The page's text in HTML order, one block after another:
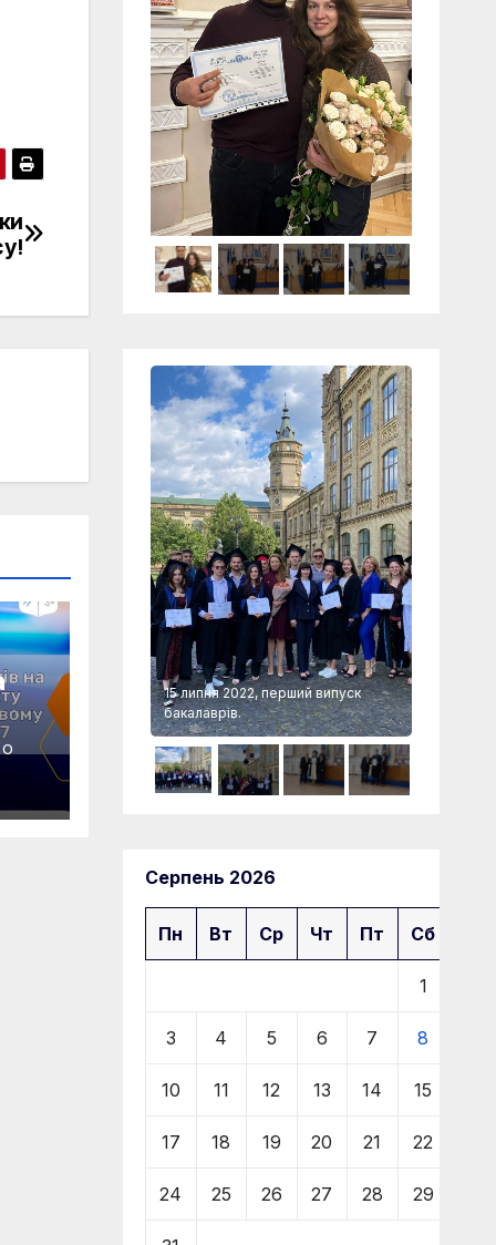
випуск
15 липня 2022, перший випуск
бакалаврів.
Серпень 2026
Пн Вт Ср Чт Пт Сб
1
3 4 5 6 7 8
10 11 12 13 14 15
17 18 19 20 21 22
24 25 26 27 28 29